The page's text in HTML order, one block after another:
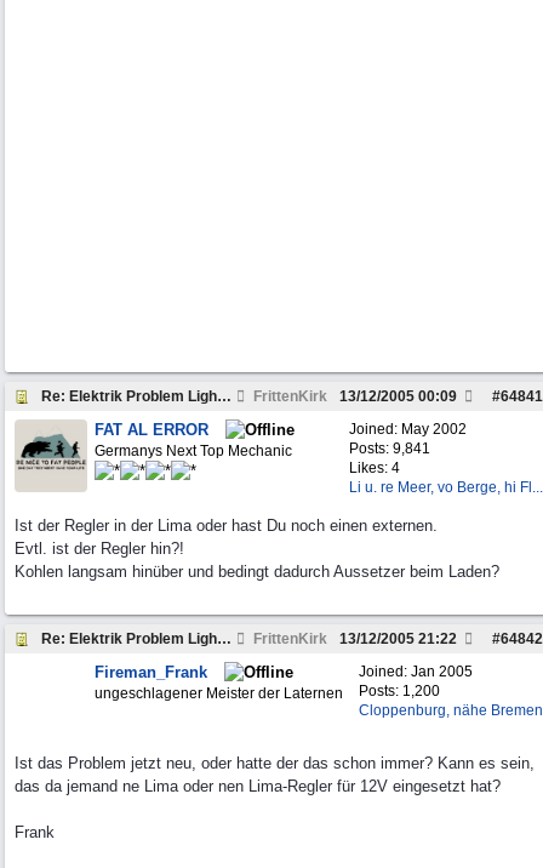
Re: Elektrik Problem Lightweight FrittenKirk #64841
13/12/2005 00:09
Joined: May 2002
Posts: 9,841
Likes: 4
Li u. re Meer, vo Berge, hi Fl...
FAT AL ERROR
Germanys Next Top Mechanic
Ist der Regler in der Lima oder hast Du noch einen externen.
Evtl. ist der Regler hin?!
Kohlen langsam hinüber und bedingt dadurch Aussetzer beim Laden?
Re: Elektrik Problem Lightweight FrittenKirk #64842
13/12/2005 21:22
Joined: Jan 2005
Posts: 1,200
Cloppenburg, nähe Bremen
Fireman_Frank
ungeschlagener Meister der Laternen
Ist das Problem jetzt neu, oder hatte der das schon immer? Kann es sein,
das da jemand ne Lima oder nen Lima-Regler für 12V eingesetzt hat?
Frank